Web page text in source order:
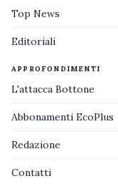
Top News
Editoriali
APPROFONDIMENTI
L'attacca Bottone
Abbonamenti EcoPlus
Redazione
Contatti